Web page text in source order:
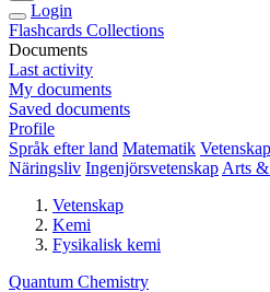
Login
Flashcards Collections
Documents
Last activity
My documents
Saved documents
Profile
Språk efter land Matematik Vetenskap
Näringsliv Ingenjörsvetenskap Arts
Vetenskap
Kemi
Fysikalisk kemi
Quantum Chemistry